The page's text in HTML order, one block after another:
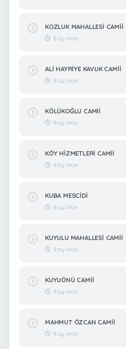
KOZLUK MAHALLESİ CAMİİ
8 ay önce
ALİ HAYRİYE KAVUK CAMİİ
8 ay önce
KÖLÜKOĞLU CAMİİ
8 ay önce
KÖY HİZMETLERİ CAMİİ
8 ay önce
KUBA MESCİDİ
8 ay önce
KUYULU MAHALLESİ CAMİİ
8 ay önce
KUYUÖNÜ CAMİİ
8 ay önce
MAHMUT ÖZCAN CAMİİ
8 ay önce